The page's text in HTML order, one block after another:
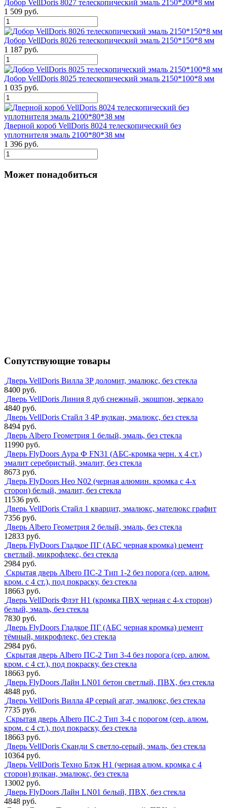
Добор VellDoris 8027 телескопический эмаль 2150*200*8 мм
1 509 руб.
Добор VellDoris 8026 телескопический эмаль 2150*150*8 мм
1 187 руб.
Добор VellDoris 8025 телескопический эмаль 2150*100*8 мм
1 035 руб.
Дверной короб VellDoris 8024 телескопический без
уплотнителя эмаль 2100*80*38 мм
1 396 руб.
Может понадобиться
Сопутствующие товары
Дверь VellDoris Вилла 3P доломит, эмалюкс, без стекла
8400 руб.
Дверь VellDoris Линия 8 дуб снежный, экошпон, зеркало
4840 руб.
Дверь VellDoris Стайл 3 4Р вулкан, эмалюкс, без стекла
8494 руб.
Дверь Albero Геометрия 1 белый, эмаль, без стекла
11990 руб.
Дверь FlyDoors Аура Ф FN31 (АБС-кромка черн. х 4 ст.)
эмалит серебристый, эмалит, без стекла
8673 руб.
Дверь FlyDoors Нео N02 (черная алюмин. кромка с 4-х
сторон) белый, эмалит, без стекла
11536 руб.
Дверь VellDoris Стайл 1 кварцит, эмалюкс, мателюкс графит
7356 руб.
Дверь Albero Геометрия 2 белый, эмаль, без стекла
12833 руб.
Дверь FlyDoors Гладкое ПГ (АБС черная кромка) цемент
светлый, микрофлекс, без стекла
2984 руб.
Скрытая дверь Albero ПС-2 Тип 1-2 без порога (сер. алюм.
кром. с 4 ст.), под покраску, без стекла
18663 руб.
Дверь VellDoris Флэт H1 (кромка ПВХ черная с 4-х сторон)
белый, эмаль, без стекла
7830 руб.
Дверь FlyDoors Гладкое ПГ (АБС черная кромка) цемент
тёмный, микрофлекс, без стекла
2984 руб.
Скрытая дверь Albero ПС-2 Тип 3-4 без порога (сер. алюм.
кром. с 4 ст.), под покраску, без стекла
18663 руб.
Дверь FlyDoors Лайн LN01 бетон светлый, ПВХ, без стекла
4848 руб.
Дверь VellDoris Вилла 4P серый агат, эмалюкс, без стекла
7735 руб.
Скрытая дверь Albero ПС-2 Тип 3-4 с порогом (сер. алюм.
кром. с 4 ст.), под покраску, без стекла
18663 руб.
Дверь VellDoris Сканди S светло-серый, эмаль, без стекла
10364 руб.
Дверь VellDoris Техно Блэк H1 (черная алюм. кромка с 4
сторон) вулкан, эмалюкс, без стекла
13002 руб.
Дверь FlyDoors Лайн LN01 белый, ПВХ, без стекла
4848 руб.